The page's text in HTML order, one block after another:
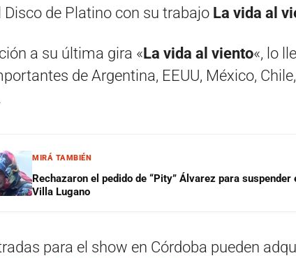
Disco de Platino con su trabajo La vida al
a su última gira «La vida al viento«, lo
de Argentina, EEUU, México,
MIRÁ TAMBIÉN
Rechazaron el pedido de “Pity” Álvarez para
Villa Lugano
para el show en Córdoba pueden